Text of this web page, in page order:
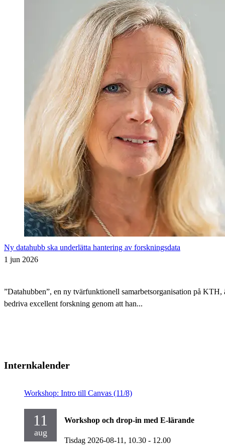
Ny datahubb ska underlätta hantering av forskningsdata
1 jun 2026
”Datahubben”, en ny tvärfunktionell samarbetsorganisation på
bedriva excellent forskning genom att han...
Internkalender
Workshop: Intro till Canvas (11/8)
11
aug
Workshop och drop-in med E-lärande
Tisdag 2026-08-11, 10.30 - 12.00